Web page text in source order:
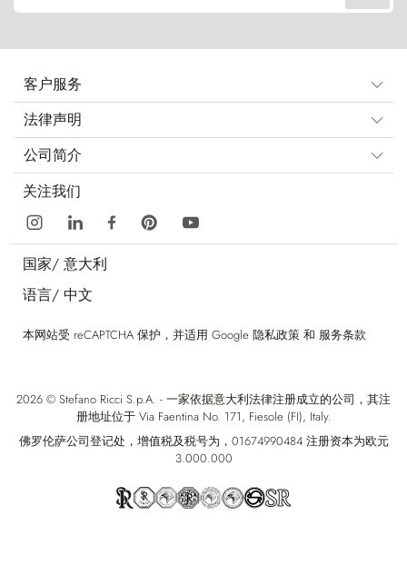
客户服务
法律声明
公司简介
关注我们
国家/ 意大利
语言/ 中文
本网站受 reCAPTCHA 保护，并适用 Google 隐私政策 和 服务条款
2026 © Stefano Ricci S.p.A. - 一家依据意大利法律注册成立的公司，其注
册地址位于 Via Faentina No. 171, Fiesole (FI), Italy.
佛罗伦萨公司登记处，增值税及税号为，01674990484 注册资本为欧元
3.000.000